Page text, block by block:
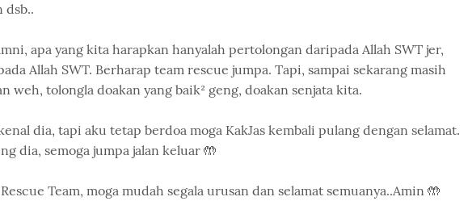
dsb..
apa yang kita harapkan hanyalah pertolongan daripada Allah SWT jer,
Allah SWT. Berharap team rescue jumpa. Tapi, sampai sekarang masih
weh, tolongla doakan yang baik² geng, doakan senjata kita.
dia, tapi aku tetap berdoa moga KakJas kembali pulang dengan selamat.
dia, semoga jumpa jalan keluar 🤲
Team, moga mudah segala urusan dan selamat semuanya..Amin 🤲